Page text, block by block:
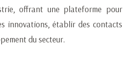
offrant une plateforme pour
innovations, établir des contacts
du secteur.